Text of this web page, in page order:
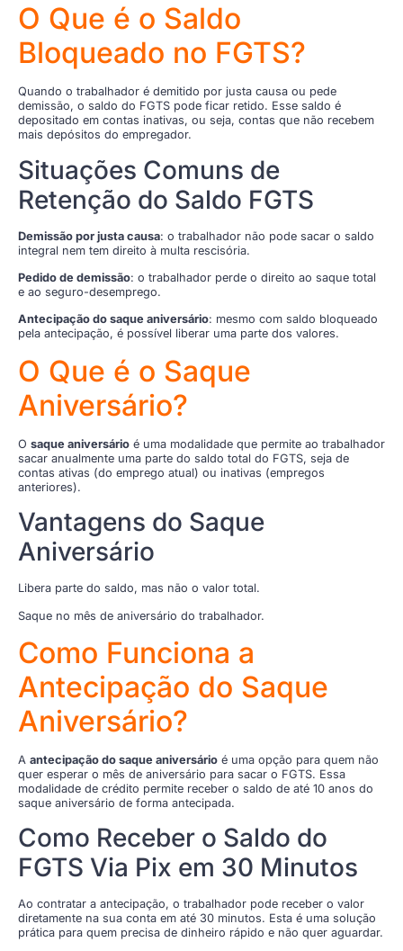
O Que é o Saldo
Bloqueado no FGTS?
Quando o trabalhador é demitido por justa causa ou pede
demissão, o saldo do FGTS pode ficar retido. Esse saldo é
depositado em contas inativas, ou seja, contas que não recebem
mais depósitos do empregador.
Situações Comuns de
Retenção do Saldo FGTS
Demissão por justa causa: o trabalhador não pode sacar o saldo
integral nem tem direito à multa rescisória.
Pedido de demissão: o trabalhador perde o direito ao saque total
e ao seguro-desemprego.
Antecipação do saque aniversário: mesmo com saldo bloqueado
pela antecipação, é possível liberar uma parte dos valores.
O Que é o Saque
Aniversário?
O saque aniversário é uma modalidade que permite ao trabalhador
sacar anualmente uma parte do saldo total do FGTS, seja de
contas ativas (do emprego atual) ou inativas (empregos
anteriores).
Vantagens do Saque
Aniversário
Libera parte do saldo, mas não o valor total.
Saque no mês de aniversário do trabalhador.
Como Funciona a
Antecipação do Saque
Aniversário?
A antecipação do saque aniversário é uma opção para quem não
quer esperar o mês de aniversário para sacar o FGTS. Essa
modalidade de crédito permite receber o saldo de até 10 anos do
saque aniversário de forma antecipada.
Como Receber o Saldo do
FGTS Via Pix em 30 Minutos
Ao contratar a antecipação, o trabalhador pode receber o valor
diretamente na sua conta em até 30 minutos. Esta é uma solução
prática para quem precisa de dinheiro rápido e não quer aguardar.